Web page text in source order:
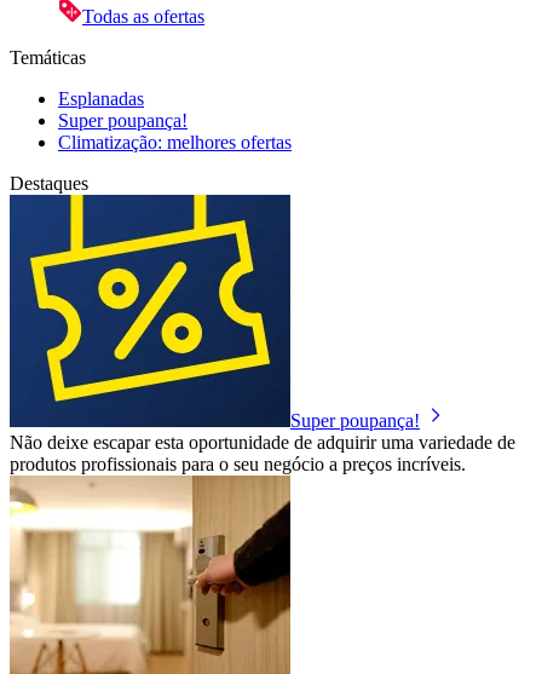
Todas as ofertas
Temáticas
Esplanadas
Super poupança!
Climatização: melhores ofertas
Destaques
Super poupança!
Não deixe escapar esta oportunidade de adquirir uma variedade de
produtos profissionais para o seu negócio a preços incríveis.